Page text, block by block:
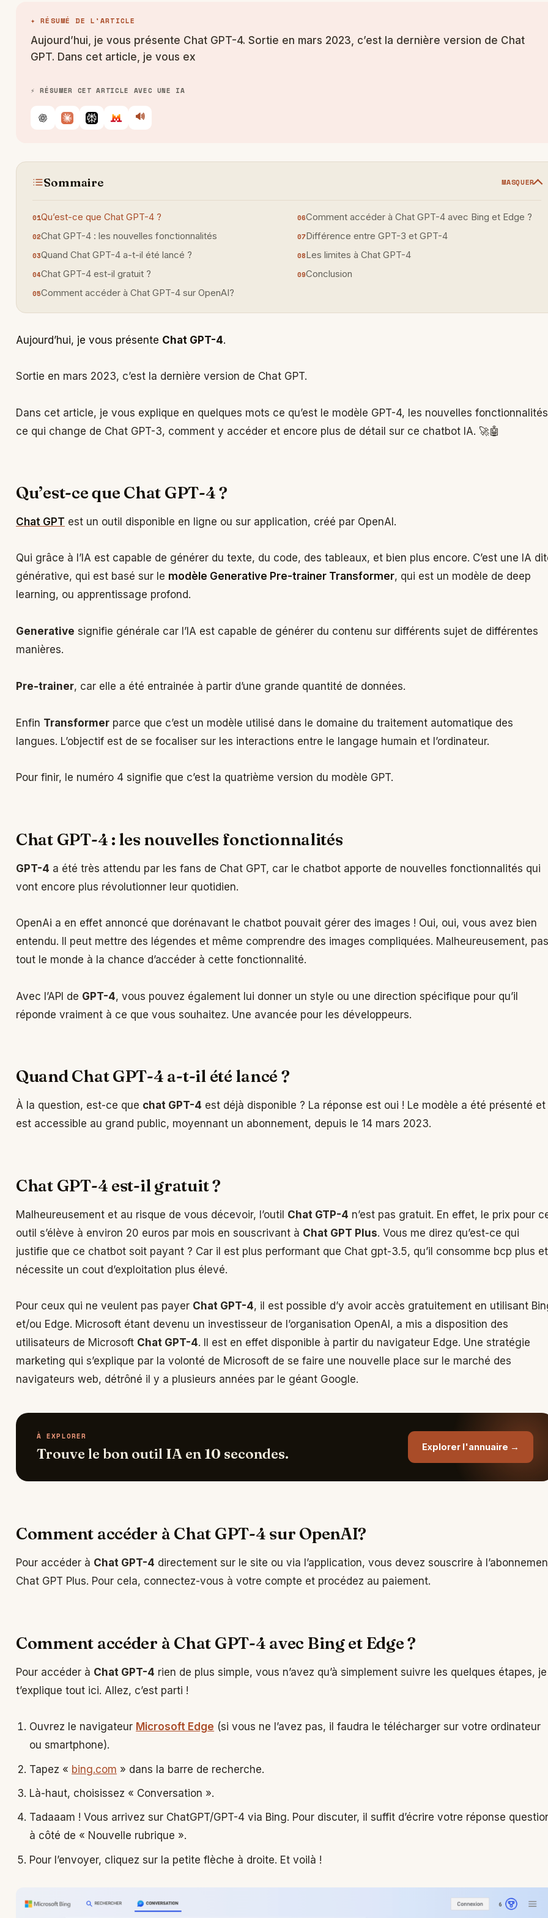
✦ RÉSUMÉ DE L'ARTICLE
Aujourd’hui, je vous présente Chat GPT-4. Sortie en mars 2023, c’est la dernière version de Chat
GPT. Dans cet article, je vous ex
⚡ RÉSUMER CET ARTICLE AVEC UNE IA
ChatGPTClaudePerplexityLe Chat
🔊
Écouter
Sommaire MASQUER
Qu’est-ce que Chat GPT-4 ?
Chat GPT-4 : les nouvelles fonctionnalités
Quand Chat GPT-4 a-t-il été lancé ?
Chat GPT-4 est-il gratuit ?
Comment accéder à Chat GPT-4 sur OpenAI?
Comment accéder à Chat GPT-4 avec Bing et Edge ?
Différence entre GPT-3 et GPT-4
Les limites à Chat GPT-4
Conclusion
Aujourd’hui, je vous présente Chat GPT-4.
Sortie en mars 2023, c’est la dernière version de Chat GPT.
Dans cet article, je vous explique en quelques mots ce qu’est le modèle GPT-4, les nouvelles
ce qui change de Chat GPT-3, comment y accéder et encore plus de détail sur ce chatbot IA. 🚀🤖
Qu’est-ce que Chat GPT-4 ?
Chat GPT est un outil disponible en ligne ou sur application, créé par OpenAI.
Qui grâce à l’IA est capable de générer du texte, du code, des tableaux, et bien plus encore. C’est une IA
générative, qui est basé sur le modèle Generative Pre-trainer Transformer, qui est un modèle de deep
learning, ou apprentissage profond.
Generative signifie générale car l’IA est capable de générer du contenu sur différents sujet de différentes
manières.
Pre-trainer, car elle a été entrainée à partir d’une grande quantité de données.
Enfin Transformer parce que c’est un modèle utilisé dans le domaine du traitement automatique des
langues. L’objectif est de se focaliser sur les interactions entre le langage humain et l’ordinateur.
Pour finir, le numéro 4 signifie que c’est la quatrième version du modèle GPT.
Chat GPT-4 : les nouvelles fonctionnalités
GPT-4 a été très attendu par les fans de Chat GPT, car le chatbot apporte de nouvelles fonctionnalités qui
vont encore plus révolutionner leur quotidien.
OpenAi a en effet annoncé que dorénavant le chatbot pouvait gérer des images ! Oui, oui, vous avez bien
entendu. Il peut mettre des légendes et même comprendre des images compliquées. Malheureusement, pas
tout le monde à la chance d’accéder à cette fonctionnalité.
Avec l’API de GPT-4, vous pouvez également lui donner un style ou une direction spécifique pour qu’il
réponde vraiment à ce que vous souhaitez. Une avancée pour les développeurs.
Quand Chat GPT-4 a-t-il été lancé ?
À la question, est-ce que chat GPT-4 est déjà disponible ? La réponse est oui ! Le modèle a été présenté et
est accessible au grand public, moyennant un abonnement, depuis le 14 mars 2023.
Chat GPT-4 est-il gratuit ?
Malheureusement et au risque de vous décevoir, l’outil Chat GTP-4 n’est pas gratuit. En effet, le prix pour
outil s’élève à environ 20 euros par mois en souscrivant à Chat GPT Plus. Vous me direz qu’est-ce qui
justifie que ce chatbot soit payant ? Car il est plus performant que Chat gpt-3.5, qu’il consomme bcp plus et
nécessite un cout d’exploitation plus élevé.
Pour ceux qui ne veulent pas payer Chat GPT-4, il est possible d’y avoir accès gratuitement en utilisant
et/ou Edge. Microsoft étant devenu un investisseur de l’organisation OpenAI, a mis a disposition des
utilisateurs de Microsoft Chat GPT-4. Il est en effet disponible à partir du navigateur Edge. Une stratégie
marketing qui s’explique par la volonté de Microsoft de se faire une nouvelle place sur le marché des
navigateurs web, détrôné il y a plusieurs années par le géant Google.
À EXPLORER
Trouve le bon outil IA en 10 secondes. Explorer l'annuaire →
Comment accéder à Chat GPT-4 sur OpenAI?
Pour accéder à Chat GPT-4 directement sur le site ou via l’application, vous devez souscrire à
Chat GPT Plus. Pour cela, connectez-vous à votre compte et procédez au paiement.
Comment accéder à Chat GPT-4 avec Bing et Edge ?
Pour accéder à Chat GPT-4 rien de plus simple, vous n’avez qu’à simplement suivre les quelques étapes, je
t’explique tout ici. Allez, c’est parti !
Ouvrez le navigateur Microsoft Edge (si vous ne l’avez pas, il faudra le télécharger sur votre ordinateur
ou smartphone).
Tapez « bing.com » dans la barre de recherche.
Là-haut, choisissez « Conversation ».
Tadaaam ! Vous arrivez sur ChatGPT/GPT-4 via Bing. Pour discuter, il suffit d’écrire votre réponse
à côté de « Nouvelle rubrique ».
Pour l’envoyer, cliquez sur la petite flèche à droite. Et voilà !